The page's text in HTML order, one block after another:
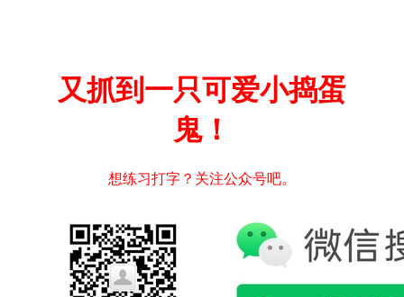
又抓到一只可爱小捣蛋
鬼！
想练习打字？关注公众号吧。